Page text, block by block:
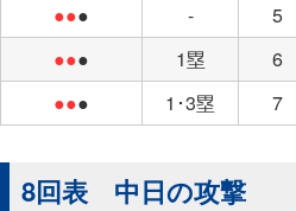
●●● - 5
●●● 1塁 6
●●● 1･3塁 7
8回表 中日の攻撃